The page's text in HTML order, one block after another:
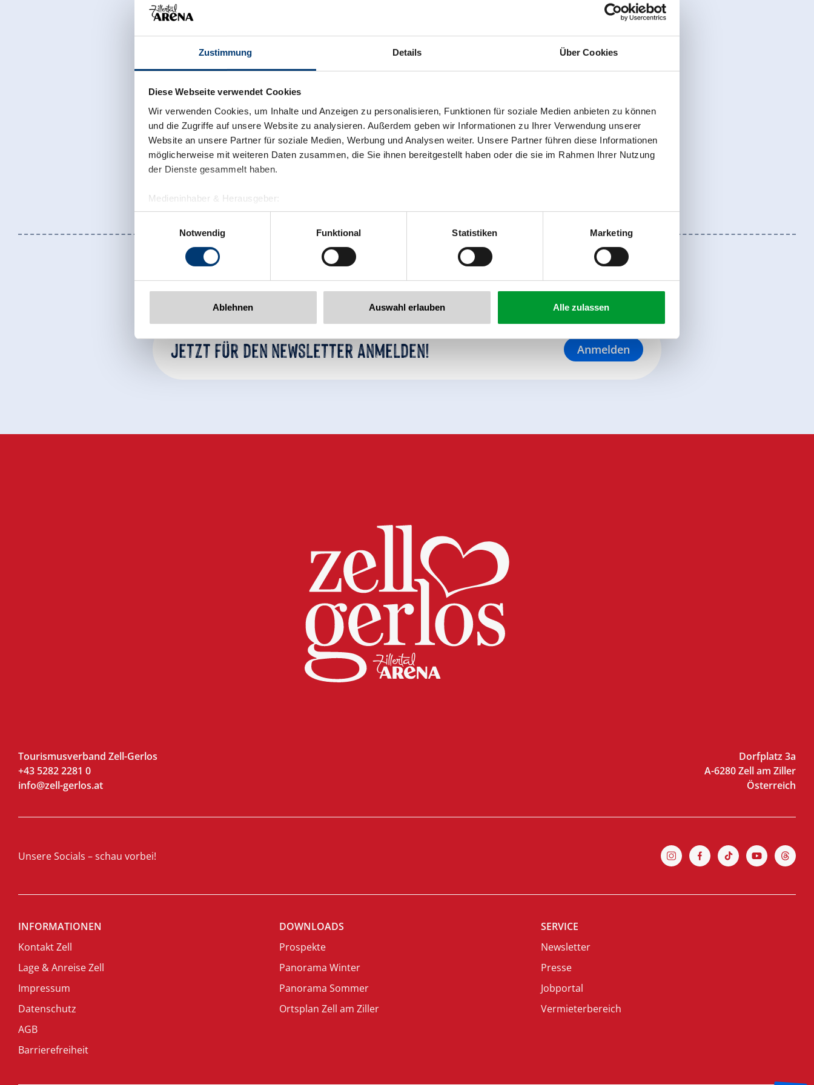
Zustimmung Details Über Cookies
Diese Webseite verwendet Cookies
Wir verwenden Cookies, um Inhalte und Anzeigen zu personalisieren, Funktionen für soziale Medien anbieten zu können
und die Zugriffe auf unsere Website zu analysieren. Außerdem geben wir Informationen zu Ihrer Verwendung unserer
Website an unsere Partner für soziale Medien, Werbung und Analysen weiter. Unsere Partner führen diese Informationen
möglicherweise mit weiteren Daten zusammen, die Sie ihnen bereitgestellt haben oder die sie im Rahmen Ihrer Nutzung
der Dienste gesammelt haben.
Medieninhaber & Herausgeber:
Zeller Bergbahnen Zillertal GmbH & Co KG
Rohr 23// A-6280 Zell am Ziller
www.zillertalarena.com
Notwendig
Funktional Statistiken Marketing
Ablehnen Auswahl erlauben Alle zulassen
Zurück zur Übersicht
Jetzt für den newsletter anmelden! Anmelden
Tourismusverband Zell-Gerlos
+43 5282 2281 0
info@zell-gerlos.at
Dorfplatz 3a
A-6280 Zell am Ziller
Österreich
Unsere Socials – schau vorbei!
INFORMATIONEN
Kontakt Zell
Lage & Anreise Zell
Impressum
Datenschutz
AGB
Barrierefreiheit
DOWNLOADS
Prospekte
Panorama Winter
Panorama Sommer
Ortsplan Zell am Ziller
SERVICE
Newsletter
Presse
Jobportal
Vermieterbereich